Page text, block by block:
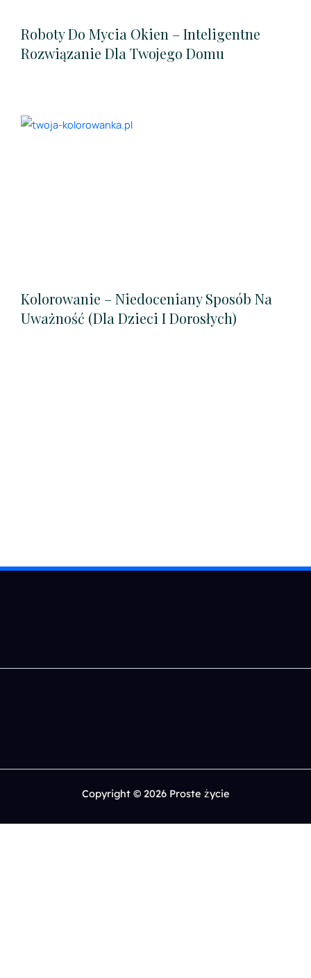
Roboty Do Mycia Okien – Inteligentne
Rozwiązanie Dla Twojego Domu
Kolorowanie – Niedoceniany Sposób Na
Uważność (dla Dzieci I Dorosłych)
Copyright © 2026 Proste życie